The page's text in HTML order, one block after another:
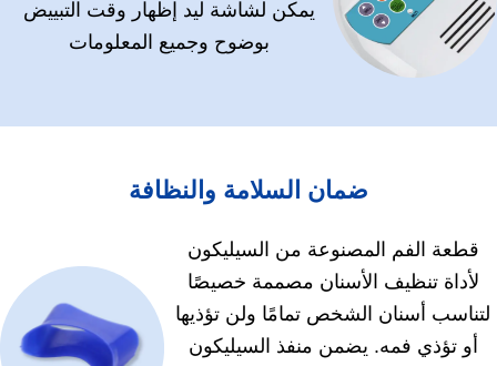
يمكن لشاشة ليد إظهار وقت التبييض
بوضوح وجميع المعلومات
ضمان السلامة والنظافة
قطعة الفم المصنوعة من السيليكون
لأداة تنظيف الأسنان مصممة خصيصًا
لتناسب أسنان الشخص تمامًا ولن تؤذيها
أو تؤذي فمه. يضمن منفذ السيليكون